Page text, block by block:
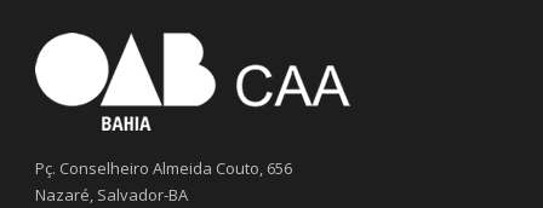
Pç. Conselheiro Almeida Couto, 656
Nazaré, Salvador-BA